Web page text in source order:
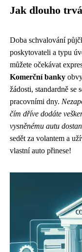
Jak dlouho
Doba schvalování
poskytovateli a typu
můžete očekávat
Komerční banky
žádosti, standardně se
pracovními dny.
čím dříve dodáte
vysněnému autu
sedět za volantem a
vlastní auto přinese!